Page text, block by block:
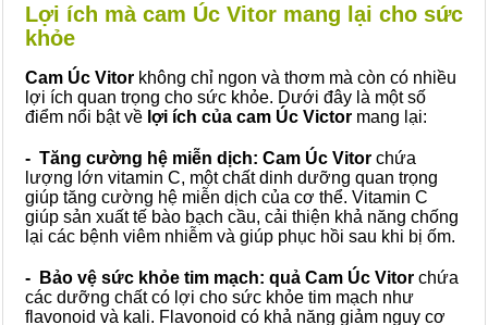
Lợi ích mà cam Úc Vitor mang lại cho sức
khỏe
Cam Úc Vitor không chỉ ngon và thơm mà còn có nhiều
lợi ích quan trọng cho sức khỏe. Dưới đây là một số
điểm nổi bật về lợi ích của cam Úc Victor mang lại:
- Tăng cường hệ miễn dịch: Cam Úc Vitor chứa
lượng lớn vitamin C, một chất dinh dưỡng quan trọng
giúp tăng cường hệ miễn dịch của cơ thể. Vitamin C
giúp sản xuất tế bào bạch cầu, cải thiện khả năng chống
lại các bệnh viêm nhiễm và giúp phục hồi sau khi bị ốm.
- Bảo vệ sức khỏe tim mạch: quả Cam Úc Vitor chứa
các dưỡng chất có lợi cho sức khỏe tim mạch như
flavonoid và kali. Flavonoid có khả năng giảm nguy cơ